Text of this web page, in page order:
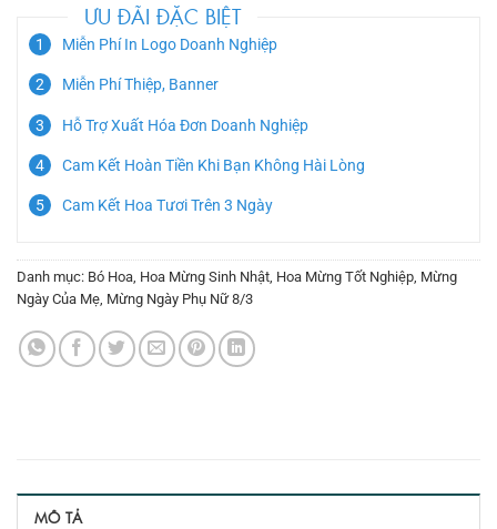
ƯU ĐÃI ĐẶC BIỆT
Miễn Phí In Logo Doanh Nghiệp
Miễn Phí Thiệp, Banner
Hỗ Trợ Xuất Hóa Đơn Doanh Nghiệp
Cam Kết Hoàn Tiền Khi Bạn Không Hài Lòng
Cam Kết Hoa Tươi Trên 3 Ngày
Danh mục: Bó Hoa Hoa Mừng Sinh Nhật Hoa Mừng Tốt Nghiệp Mừng
Ngày Của Mẹ Mừng Ngày Phụ Nữ 8/3
MÔ TẢ